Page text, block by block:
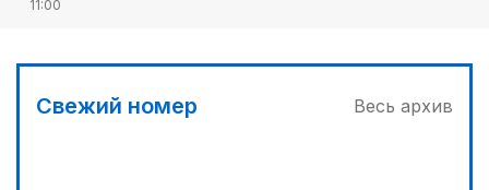
11:00
МЧС запустило новые станции мониторинга
Свежий номер Весь архив